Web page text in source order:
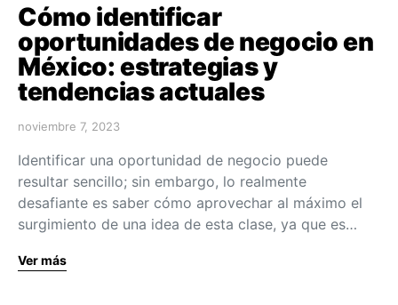
Cómo identificar
oportunidades de negocio en
México: estrategias y
tendencias actuales
noviembre 7, 2023
Identificar una oportunidad de negocio puede
resultar sencillo; sin embargo, lo realmente
desafiante es saber cómo aprovechar al máximo el
surgimiento de una idea de esta clase, ya que es…
Ver más